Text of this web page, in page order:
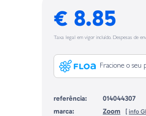
€ 8.85
Taxa legal em vigor incluído. Despesas de
Fracione o
referência:
014044307
marca:
Zoom [ info